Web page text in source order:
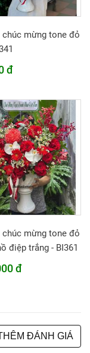
chúc mừng tone đỏ
đ
chúc mừng tone đỏ
điệp trắng - BI361
đ
ĐÁNH GIÁ